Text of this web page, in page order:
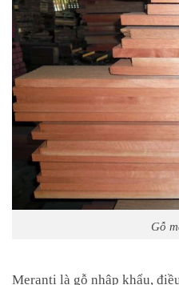
Gỗ
Meranti là gỗ nhập khẩu,